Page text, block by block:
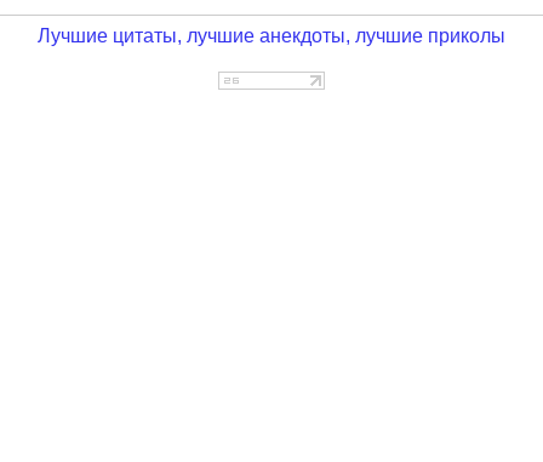
Лучшие цитаты, лучшие анекдоты, лучшие приколы